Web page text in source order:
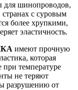
для шинопроводов,
с суровым
более хрупкими,
эластичность.
имеют прочную
которая
при температуре
не теряют
разрушению от